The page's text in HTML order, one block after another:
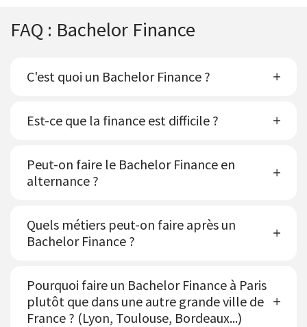
FAQ : Bachelor Finance
C'est quoi un Bachelor Finance ?
Est-ce que la finance est difficile ?
Peut-on faire le Bachelor Finance en
alternance ?
Quels métiers peut-on faire après un
Bachelor Finance ?
Pourquoi faire un Bachelor Finance à Paris
plutôt que dans une autre grande ville de
France ? (Lyon, Toulouse, Bordeaux...)